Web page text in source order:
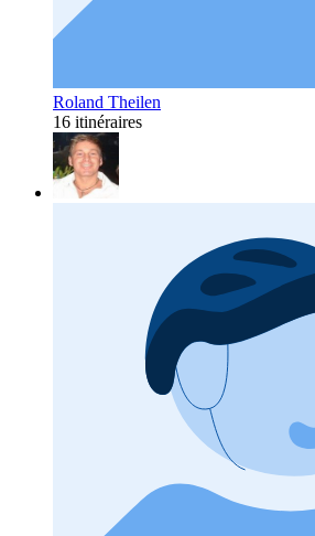
Roland Theilen
16 itinéraires